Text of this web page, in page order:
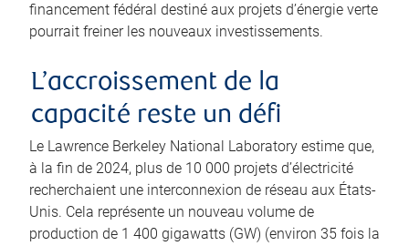
financement fédéral destiné aux projets d’énergie verte
pourrait freiner les nouveaux investissements.
L’accroissement de la
capacité reste un défi
Le Lawrence Berkeley National Laboratory estime que,
à la fin de 2024, plus de 10 000 projets d’électricité
recherchaient une interconnexion de réseau aux États-
Unis. Cela représente un nouveau volume de
production de 1 400 gigawatts (GW) (environ 35 fois la